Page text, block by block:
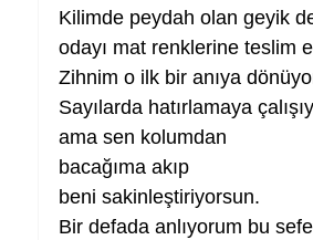
Kilimde peydah olan geyik
odayı mat renklerine teslim
Zihnim o ilk bir anıya
Sayılarda hatırlamaya
ama sen kolumdan
bacağıma akıp
beni sakinleştiriyorsun.
Bir defada anlıyorum bu